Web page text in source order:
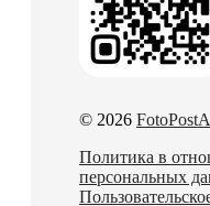
© 2026
Политика в
персональных